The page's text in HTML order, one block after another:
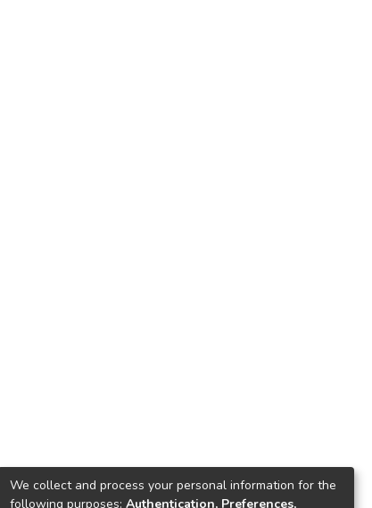
We collect and process your personal information for the
following purposes: Authentication, Preferences,